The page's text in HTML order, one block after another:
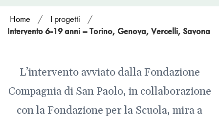
Home / I progetti
/
Intervento 6-19 anni – Torino, Genova, Vercelli, Savona
L’intervento avviato dalla Fondazione
Compagnia di San Paolo, in collaborazione
con la Fondazione per la Scuola, mira a